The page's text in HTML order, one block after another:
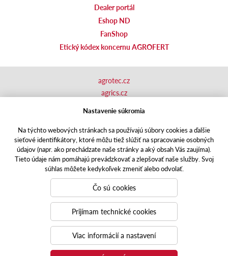
Dealer portál
Eshop ND
FanShop
Etický kódex koncernu AGROFERT
Responzivní webPuxdesign | agrics.cz © 2020
Toto sú internetové stránky spoločnosti AGRI CS Slovakia s.r.o.,
so sídlom v Nitre, Zlatomoravecká cesta 504, 949 01 Nitra, IČO:
31421105, zapísanej v OR Okresného súdu v Nitre, oddiel: Sro,
vložka číslo: 29928/N. Spoločnosť AGRI CS Slovakia s.r.o. je
členom
koncernu AGROFERT riadeného spoločnosťou AGROFERT, a.s.,
IČO: 26185610, so sídlom na adrese Pyšelská 2327/2, Chodov,
agrotec.cz
agrics.cz
shop.agrics.cz
traktorbazar.cz
eshop.agrics.cz/cs
a-finance.cz
Nastavenie súkromia
Na týchto webových stránkach sa používajú súbory cookies a ďalšie
sieťové identifikátory, ktoré môžu tiež slúžiť na spracovanie osobných
údajov (napr. ako prechádzate naše stránky a aký obsah Vás zaujíma).
Tieto údaje nám pomáhajú prevádzkovať a zlepšovať naše služby. Svoj
súhlas môžete kedykoľvek zmeniť alebo odvolať.
Čo sú cookies
Prijímam technické cookies
Viac informácií a nastavení